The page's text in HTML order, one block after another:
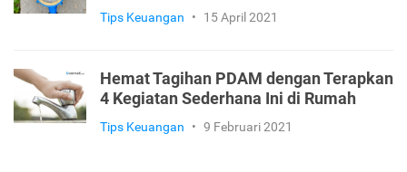
Tips Keuangan • 15 April 2021
Hemat Tagihan PDAM dengan Terapkan
4 Kegiatan Sederhana Ini di Rumah
Tips Keuangan • 9 Februari 2021